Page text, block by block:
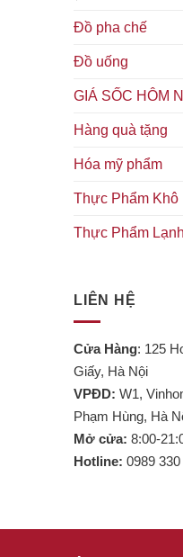
Đồ pha chế
Đồ uống
GIÁ SỐC HÔM
Hàng quà tặng
Hóa mỹ phẩm
Thực Phẩm Khô
Thực Phẩm Lạnh
LIÊN HỆ
Cửa Hàng: 125
Giấy, Hà Nội
VPĐD: W1,
Phạm Hùng, Hà
Mở cửa: 8:00-
Hotline: 0989